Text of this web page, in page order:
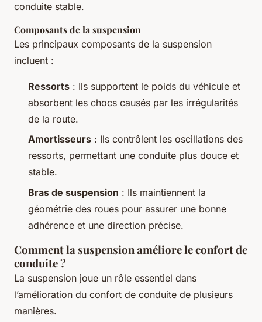
conduite stable.
Composants de la suspension
Les principaux composants de la suspension
incluent :
Ressorts : Ils supportent le poids du véhicule et
absorbent les chocs causés par les irrégularités
de la route.
Amortisseurs : Ils contrôlent les oscillations des
ressorts, permettant une conduite plus douce et
stable.
Bras de suspension : Ils maintiennent la
géométrie des roues pour assurer une bonne
adhérence et une direction précise.
Comment la suspension améliore le confort de
conduite ?
La suspension joue un rôle essentiel dans
l’amélioration du confort de conduite de plusieurs
manières.